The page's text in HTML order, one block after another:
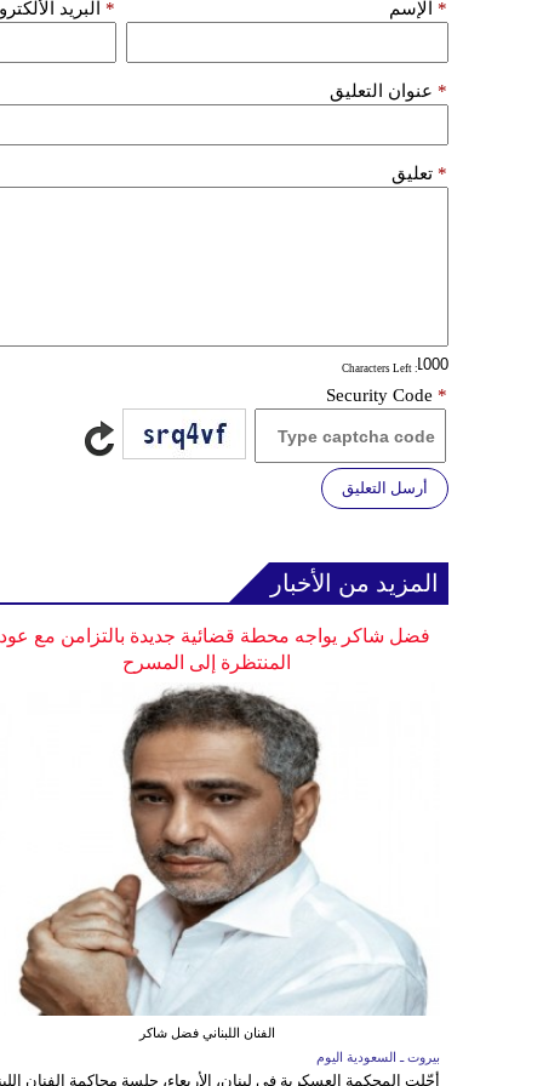
الإسم * البريد *
عنوان التعليق *
تعليق *
: Characters Left
Security Code *
أرسل التعليق
المزيد من الأخبار
فضل شاكر يواجه محطة قضائية جديدة بالتزامن مع
المنتظرة إلى المسرح
الفنان اللبناني فضل شاكر
بيروت ـ السعودية اليوم
أجّلت المحكمة العسكرية في لبنان، الأربعاء، جلسة محاكمة الفنان